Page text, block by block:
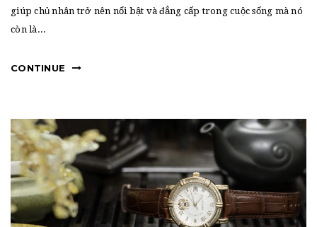
giúp chủ nhân trở nên nổi bật và đẳng cấp trong cuộc sống mà nó
còn là...
CONTINUE